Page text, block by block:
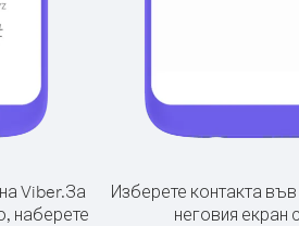
Viber.За
наберете
Изберете контакта
неговия екран